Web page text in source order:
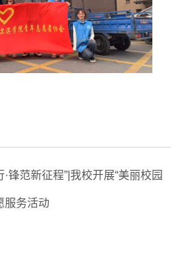
·锋范新征程”|我校开展“美丽校园
服务活动